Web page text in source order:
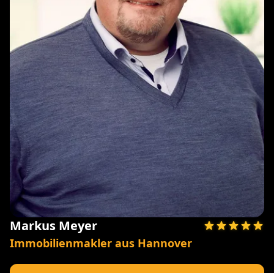
Markus Meyer
Immobilienmakler aus Hannover